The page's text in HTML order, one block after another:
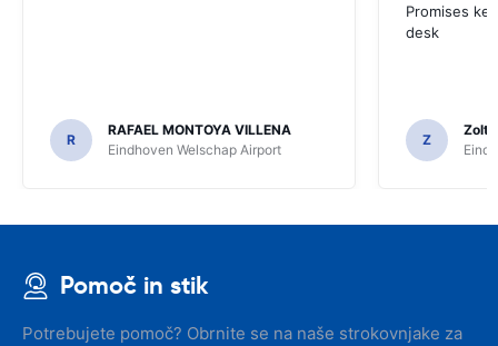
R
RAFAEL MONTOYA VILLENA
Eindhoven Welschap Airport
Promises
desk
Z
Pomoč in stik
Potrebujete pomoč? Obrnite se na naše strokovnjake za